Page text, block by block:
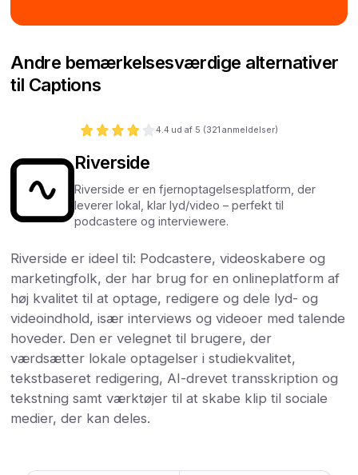
Andre bemærkelsesværdige alternativer
til Captions
4.4 ud af 5 (321 anmeldelser)
Riverside
Riverside er en fjernoptagelsesplatform, der
leverer lokal, klar lyd/video – perfekt til
podcastere og interviewere.
Riverside er ideel til: Podcastere, videoskabere og
marketingfolk, der har brug for en onlineplatform af
høj kvalitet til at optage, redigere og dele lyd- og
videoindhold, især interviews og videoer med talende
hoveder. Den er velegnet til brugere, der
værdsætter lokale optagelser i studiekvalitet,
tekstbaseret redigering, AI-drevet transskription og
tekstning samt værktøjer til at skabe klip til sociale
medier, der kan deles.